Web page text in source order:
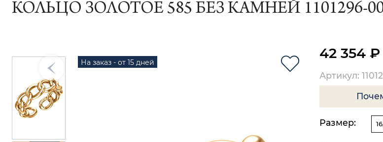
КОЛЬЦО ЗОЛОТОЕ 585 БЕЗ КАМНЕЙ 1101296-
На заказ - от 15 дней
42 354 ₽
Артикул:
Размер: